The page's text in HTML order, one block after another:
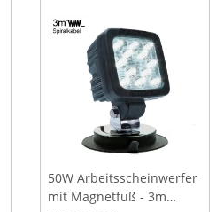
50W Arbeitsscheinwerfer
mit Magnetfuß - 3m